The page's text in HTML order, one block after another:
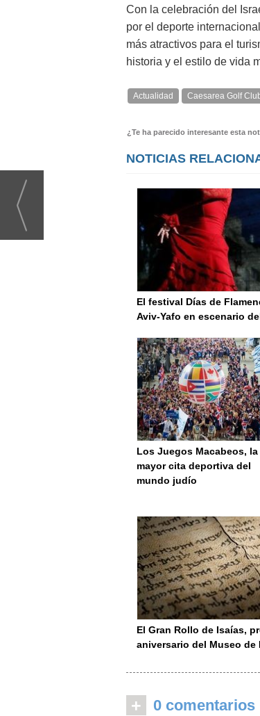
Con la celebración del
por el deporte
más atractivos para el
historia y el estilo de vida
Actualidad Caesarea Golf
¿Te ha parecido interesante esta
NOTICIAS
El festival Días de
Aviv-Yafo en escenario
Los Juegos Macabeos, la
mayor cita deportiva del
mundo judío
El Gran Rollo de Isaías,
aniversario del Museo de
+ 0 comentarios